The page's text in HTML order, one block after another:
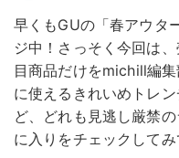
早くもGUの「春アウタ
ジ中！さっそく今回は
目商品だけをmichill編
に使えるきれいめトレ
ど、どれも見逃し厳禁
に入りをチェックして